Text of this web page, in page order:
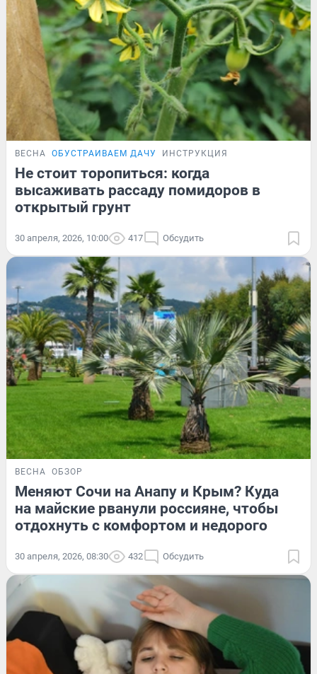
ВЕСНА ОБУСТРАИВАЕМ ДАЧУ ИНСТРУКЦИЯ
Не стоит торопиться: когда
высаживать рассаду помидоров в
открытый грунт
30 апреля, 2026, 10:00 417 Обсудить
ВЕСНА ОБЗОР
Меняют Сочи на Анапу и Крым? Куда
на майские рванули россияне, чтобы
отдохнуть с комфортом и недорого
30 апреля, 2026, 08:30 432 Обсудить